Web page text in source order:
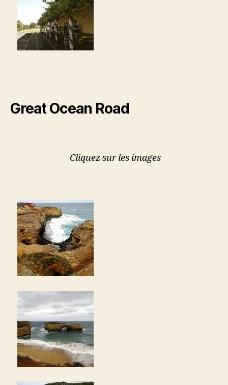
Great Ocean Road
Cliquez sur les images